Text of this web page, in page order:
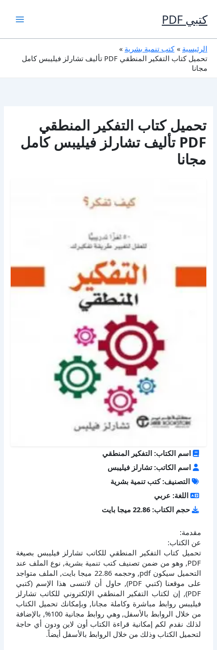
إلى
المحتوى
كتبي PDF
الرئيسية
كتب تنمية بشرية
تحميل كتاب التفكير المنطقي PDF تأليف تشارلز فيليبس كامل
مجانا
تحميل كتاب التفكير المنطقي
PDF تأليف تشارلز فيليبس كامل
مجانا
اسم الكتاب: التفكير المنطقي
اسم الكاتب: تشارلز فيليبس
التصنيف: كتب تنمية بشرية
اللغة: عربي
حجم الكتاب: 22.86 ميجا بايت
مقدمة:
عن الكتاب:
تحميل كتاب التفكير المنطقي للكاتب تشارلز فيليبس بصيغة
PDF, وهو من ضمن تصنيف كتب تنمية بشرية, نوع الملف عند
التحميل سيكون pdf, وحجمه 22.86 ميجا بايت, الملف متواجد
على موقعنا (كتبي PDF), حاول أن لاتنسى هذا الإسم (كتبي
PDF), إن لكتاب التفكير المنطقي الإلكتروني للكاتب تشارلز
فيليبس روابط مباشرة وكاملة مجانا, وبإمكانك تحميل الكتاب
من خلال الروابط بالأسفل, وهي روابط مجانية 100%, بالإضافة
لذلك نقدم لكم إمكانية قراءة الكتاب أون لاين ودون أي حاجة
لتحميل الكتاب وذلك من خلال الروابط بالأسفل أيضاً.